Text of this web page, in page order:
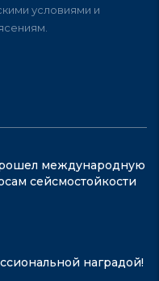
условиями и
международную
сейсмостойкости
наградой!